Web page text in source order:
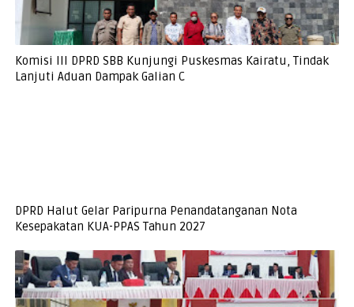
Komisi III DPRD SBB Kunjungi Puskesmas Kairatu, Tindak
Lanjuti Aduan Dampak Galian C
DPRD Halut Gelar Paripurna Penandatanganan Nota
Kesepakatan KUA-PPAS Tahun 2027